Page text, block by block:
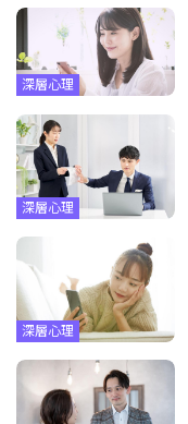
深層心理
深層心理
深層心理